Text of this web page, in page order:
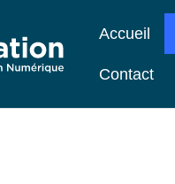
Accueil
Contact